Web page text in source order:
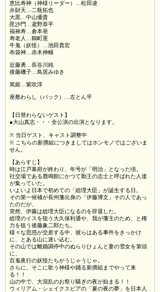
恵比寿神（神様リーダー）…松田凌
弁財天…二瓶拓也
大黒…中山優貴
毘沙門…鳶野恭平
福禄寿…倉本発
寿老人…鶴町憲
牛鬼（妖怪）…池田貴宏
布袋神…赤木伸輔
近藤勇…長谷川純
後藤磯子…鳥居みゆき
篤姫…紫吹淳
座敷わらし（パック）…左とん平
【日替わらないゲスト】
●大山真志・・・全公演の出演となります。
※ 当日ゲスト、キャスト調整中
※ こちらの新撰組につきましてはホンモノではございま
せん。
【あらすじ】
時は江戸幕府が終わり、年号が「明治」となった頃。
社交場である鹿鳴館にかつて勤王の志士と呼ばれた人達
が集っていた。
いよいよ日本で初めての「総理大臣」が誕生する日。
その第一候補が長州藩出身の「伊藤博文」その人であっ
たのだが、
突然、伊藤は総理大臣になるのを辞退した。
総理のイスを狙う大久保利通や、我が藩主のため、と権
力を狙う後藤象二郎たち。
様々な思惑が交差する中、彼らはある事件をきっかけ
に、とある山に迷い込む。
その山では離婚調停中のぬらりひょんと妻の雪女を筆頭
に、
百鬼夜行の妖怪たちがうじゃうじゃ。
さらに、そこに歌う神様や踊る新撰組までやって来
る！！
山の中で、大混乱のお祭り騒ぎの夜が始まる！！
ウィリアム・シェイクスピアの「夏の夜の夢」を日本人